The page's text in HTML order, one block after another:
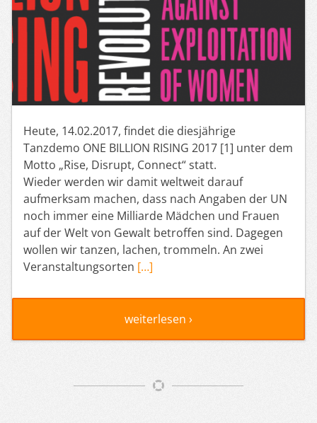
Heute, 14.02.2017, findet die diesjährige
Tanzdemo ONE BILLION RISING 2017 [1] unter dem
Motto „Rise, Disrupt, Connect“ statt.
Wieder werden wir damit weltweit darauf
aufmerksam machen, dass nach Angaben der UN
noch immer eine Milliarde Mädchen und Frauen
auf der Welt von Gewalt betroffen sind. Dagegen
wollen wir tanzen, lachen, trommeln. An zwei
Veranstaltungsorten […]
weiterlesen ›